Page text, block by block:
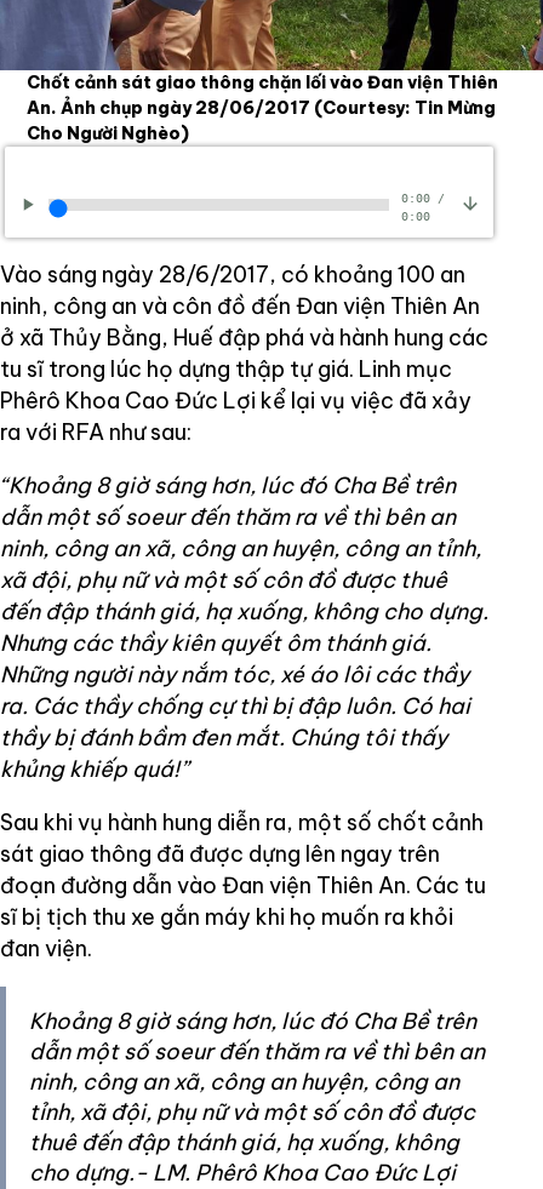
Chốt cảnh sát giao thông chặn lối vào Đan viện Thiên
An. Ảnh chụp ngày 28/06/2017 (Courtesy: Tin Mừng
Cho Người Nghèo)
0:00/
0:00
Vào sáng ngày 28/6/2017, có khoảng 100 an
ninh, công an và côn đồ đến Đan viện Thiên An
ở xã Thủy Bằng, Huế đập phá và hành hung các
tu sĩ trong lúc họ dựng thập tự giá. Linh mục
Phêrô Khoa Cao Đức Lợi kể lại vụ việc đã xảy
ra với RFA như sau:
“Khoảng 8 giờ sáng hơn, lúc đó Cha Bề trên
dẫn một số soeur đến thăm ra về thì bên an
ninh, công an xã, công an huyện, công an tỉnh,
xã đội, phụ nữ và một số côn đồ được thuê
đến đập thánh giá, hạ xuống, không cho dựng.
Nhưng các thầy kiên quyết ôm thánh giá.
Những người này nắm tóc, xé áo lôi các thầy
ra. Các thầy chống cự thì bị đập luôn. Có hai
thầy bị đánh bầm đen mắt. Chúng tôi thấy
khủng khiếp quá!”
Sau khi vụ hành hung diễn ra, một số chốt cảnh
sát giao thông đã được dựng lên ngay trên
đoạn đường dẫn vào Đan viện Thiên An. Các tu
sĩ bị tịch thu xe gắn máy khi họ muốn ra khỏi
đan viện.
Khoảng 8 giờ sáng hơn, lúc đó Cha Bề trên
dẫn một số soeur đến thăm ra về thì bên an
ninh, công an xã, công an huyện, công an
tỉnh, xã đội, phụ nữ và một số côn đồ được
thuê đến đập thánh giá, hạ xuống, không
cho dựng.- LM. Phêrô Khoa Cao Đức Lợi